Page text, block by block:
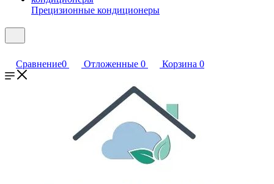
Прецизионные кондиционеры
Сравнение0 Отложенные 0 Корзина 0